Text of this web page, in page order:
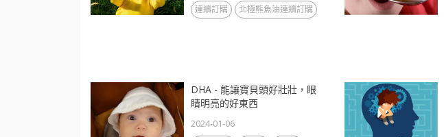
連續訂購 北極熊魚油連續訂購
DHA - 能讓寶貝頭好壯壯，眼
睛明亮的好東西
2024-01-06